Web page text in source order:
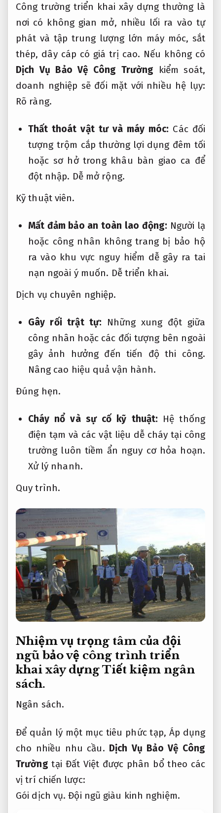
Công trường triển khai xây dựng thường là
nơi có không gian mở, nhiều lối ra vào tự
phát và tập trung lượng lớn máy móc, sắt
thép, dây cáp có giá trị cao. Nếu không có
Dịch Vụ Bảo Vệ Công Trường kiểm soát,
doanh nghiệp sẽ đối mặt với nhiều hệ lụy:
Rõ ràng.
Thất thoát vật tư và máy móc: Các đối
tượng trộm cắp thường lợi dụng đêm tối
hoặc sơ hở trong khâu bàn giao ca để
đột nhập. Dễ mở rộng.
Kỹ thuật viên.
Mất đảm bảo an toàn lao động: Người lạ
hoặc công nhân không trang bị bảo hộ
ra vào khu vực nguy hiểm dễ gây ra tai
nạn ngoài ý muốn. Dễ triển khai.
Dịch vụ chuyên nghiệp.
Gây rối trật tự: Những xung đột giữa
công nhân hoặc các đối tượng bên ngoài
gây ảnh hưởng đến tiến độ thi công.
Nâng cao hiệu quả vận hành.
Đúng hẹn.
Cháy nổ và sự cố kỹ thuật: Hệ thống
điện tạm và các vật liệu dễ cháy tại công
trường luôn tiềm ẩn nguy cơ hỏa hoạn.
Xử lý nhanh.
Quy trình.
Nhiệm vụ trọng tâm của đội
ngũ bảo vệ công trình triển
khai xây dựngTiết kiệm ngân
sách.
Ngân sách.
Để quản lý một mục tiêu phức tạp, Áp dụng
cho nhiều nhu cầu. Dịch Vụ Bảo Vệ Công
Trường tại Đất Việt được phân bổ theo các
vị trí chiến lược:
Gói dịch vụ. Đội ngũ giàu kinh nghiệm.